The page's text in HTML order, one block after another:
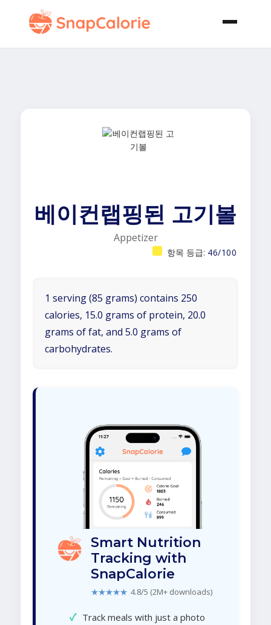
베이컨랩핑된 고기볼
Appetizer
항목 등급: 46/100
1 serving (85 grams) contains 250
calories, 15.0 grams of protein, 20.0
grams of fat, and 5.0 grams of
carbohydrates.
Smart Nutrition
Tracking with
SnapCalorie
★★★★★ 4.8/5 (2M+ downloads)
✓ Track meals with just a photo